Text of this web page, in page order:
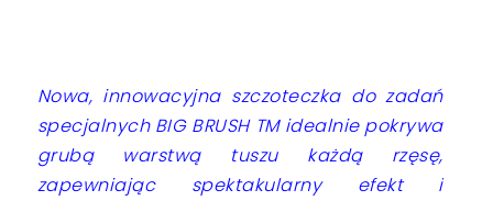
Nowa, innowacyjna szczoteczka do zadań
specjalnych BIG BRUSH TM idealnie pokrywa
grubą warstwą tuszu każdą rzęsę,
zapewniając spektakularny efekt i